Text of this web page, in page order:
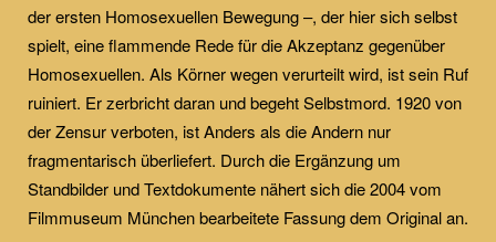
der ersten Homosexuellen Bewegung –, der hier sich selbst
spielt, eine flammende Rede für die Akzeptanz gegenüber
Homosexuellen. Als Körner wegen verurteilt wird, ist sein Ruf
ruiniert. Er zerbricht daran und begeht Selbstmord. 1920 von
der Zensur verboten, ist Anders als die Andern nur
fragmentarisch überliefert. Durch die Ergänzung um
Standbilder und Textdokumente nähert sich die 2004 vom
Filmmuseum München bearbeitete Fassung dem Original an.